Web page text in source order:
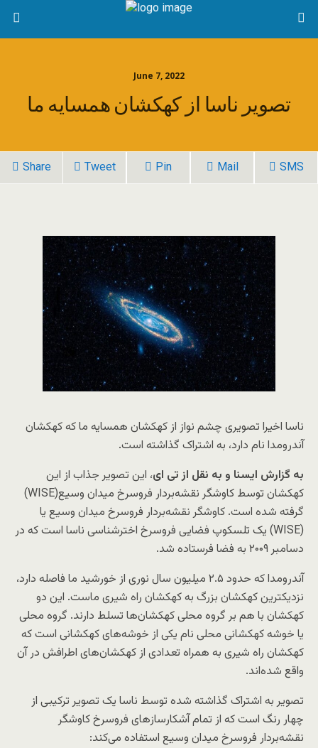
June 7, 2022
تصویر ناسا از کهکشان همسایه ما
Share Tweet Pin Mail SMS
ناسا اخیرا تصویری چشم نواز از کهکشان همسایه ما که کهکشان
آندرومدا نام دارد، به اشتراک گذاشته است.
به گزارش ایسنا و به نقل از تی ای، این تصویر جذاب از این
کهکشان توسط کاوشگر نقشه‌بردار فروسرخ میدان وسیع(WISE)
گرفته شده است. کاوشگر نقشه‌بردار فروسرخ میدان وسیع یا
(WISE) یک تلسکوپ فضایی فروسرخ اخترشناسی ناسا است که در
دسامبر ۲۰۰۹ به فضا فرستاده شد.
آندرومدا که حدود ۲.۵ میلیون سال نوری از خورشید ما فاصله دارد،
نزدیکترین کهکشان بزرگ به کهکشان راه شیری ماست. این دو
کهکشان با هم بر گروه محلی کهکشان‌ها تسلط دارند. گروه محلی
یا خوشه کهکشانی محلی نام یکی از خوشه‌های کهکشانی است که
کهکشان راه شیری به همراه تعدادی از کهکشان‌های اطرافش در آن
واقع شده‌اند.
تصویر به اشتراک گذاشته شده توسط ناسا یک تصویر ترکیبی از
چهار رنگ است که از تمام آشکارسازهای فروسرخ کاوشگر
نقشه‌بردار فروسرخ میدان وسیع استفاده می‌کند: